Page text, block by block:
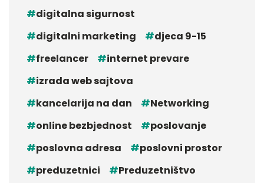
digitalna sigurnost
digitalni marketing
djeca 9-15
freelancer
internet prevare
izrada web sajtova
kancelarija na dan
Networking
online bezbjednost
poslovanje
poslovna adresa
poslovni prostor
preduzetnici
Preduzetništvo